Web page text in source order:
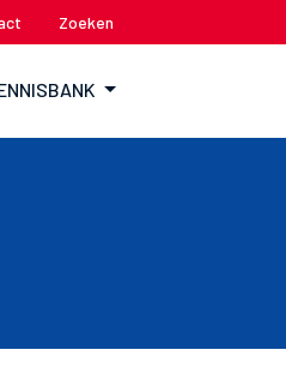
Zoeken